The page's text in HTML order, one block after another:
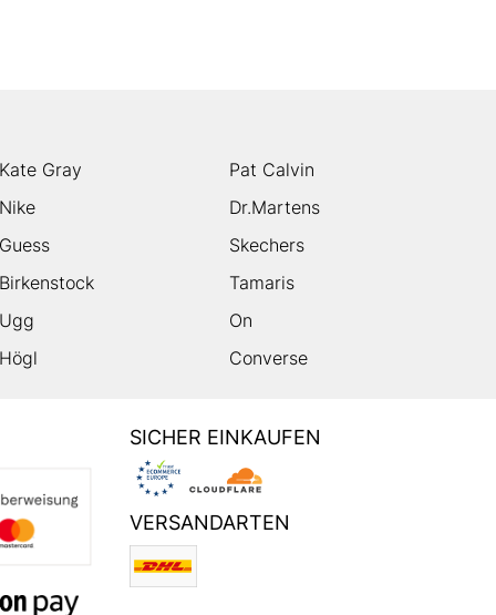
Gray
Pat Calvin
Dr.Martens
Skechers
Tamaris
On
Converse
SICHER EINKAUFEN
VERSANDARTEN